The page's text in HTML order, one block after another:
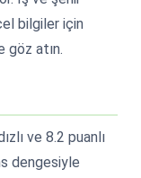
bilgiler için
atın.
ve 8.2 puanlı
dengesiyle